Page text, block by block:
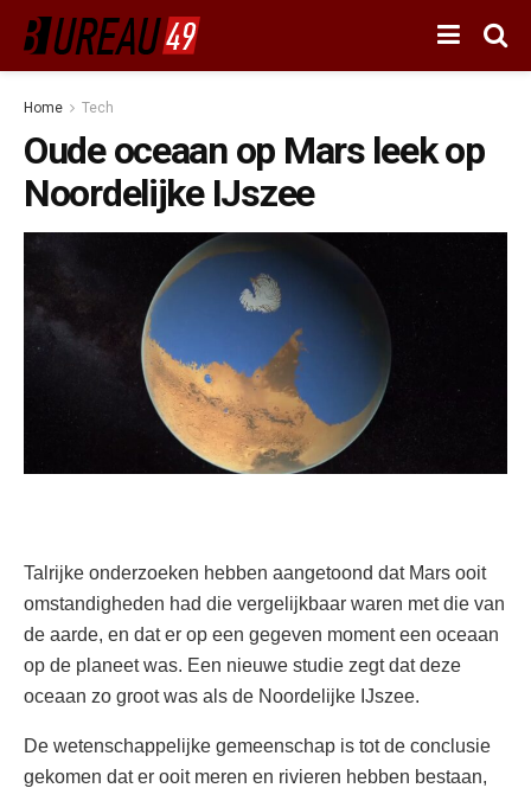
Home Tech
Oude oceaan op Mars leek op
Noordelijke IJszee
Talrijke onderzoeken hebben aangetoond dat Mars ooit
omstandigheden had die vergelijkbaar waren met die van
de aarde, en dat er op een gegeven moment een oceaan
op de planeet was. Een nieuwe studie zegt dat deze
oceaan zo groot was als de Noordelijke IJszee.
De wetenschappelijke gemeenschap is tot de conclusie
gekomen dat er ooit meren en rivieren hebben bestaan,